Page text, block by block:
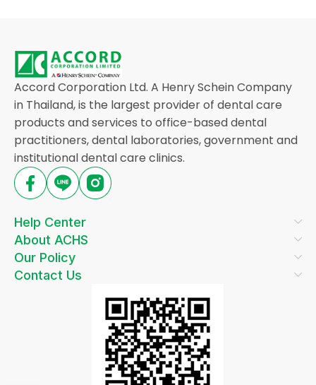
Accord Corporation Ltd. A Henry Schein Company
in Thailand, is the largest provider of dental care
products and services to office-based dental
practitioners, dental laboratories, government and
institutional dental care clinics.
Help Center
About ACHS
Our Policy
Contact Us